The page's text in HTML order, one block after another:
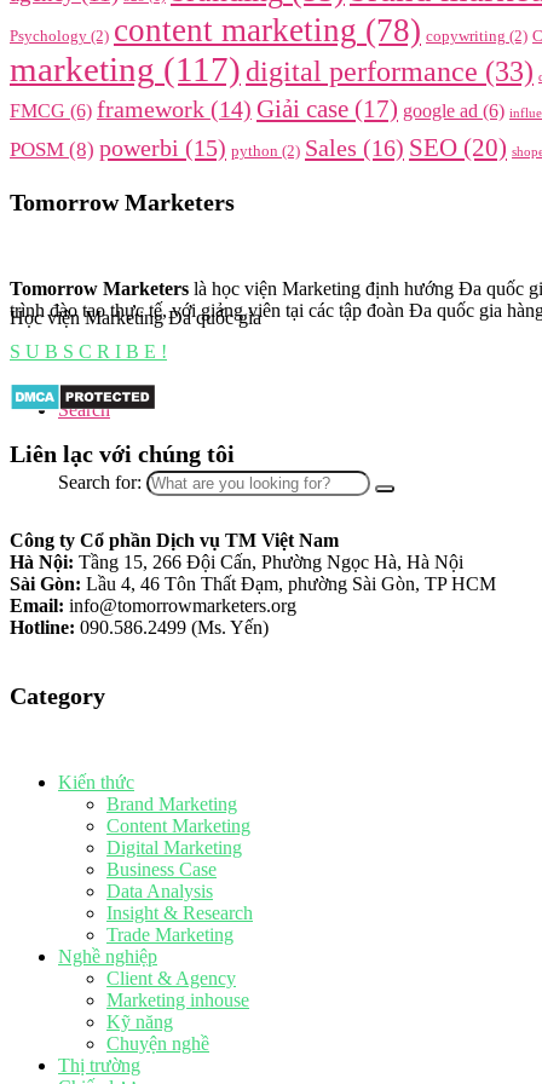
Học viện Marketing Đa quốc gia
Search
Search for:
Psychology (2) content marketing (78) copywriting (2)
marketing (117) digital performance (33)
FMCG (6) framework (14) Giải case (17) google ad (6)
POSM (8) powerbi (15) python (2) Sales (16) SEO (20)
Tomorrow Marketers
Tomorrow Marketers là học viện Marketing định hướng Đa quốc
trình đào tạo thực tế, với giảng viên tại các tập đoàn Đa quốc gia
S U B S C R I B E !
Liên lạc với chúng tôi
Công ty Cổ phần Dịch vụ TM Việt Nam
Hà Nội: Tầng 15, 266 Đội Cấn, Phường Ngọc Hà, Hà Nội
Sài Gòn: Lầu 4, 46 Tôn Thất Đạm, phường Sài Gòn, TP HCM
Email: info@tomorrowmarketers.org
Hotline: 090.586.2499 (Ms. Yến)
Category
Kiến thức
Brand Marketing
Content Marketing
Digital Marketing
Business Case
Data Analysis
Insight & Research
Trade Marketing
Nghề nghiệp
Client & Agency
Marketing inhouse
Kỹ năng
Chuyện nghề
Thị trường